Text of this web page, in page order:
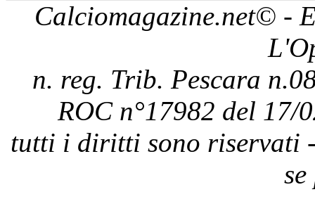
Calciomagazine.net© -
n. reg. Trib. Pescara
ROC n°17982 del 17/
tutti i diritti sono riservati